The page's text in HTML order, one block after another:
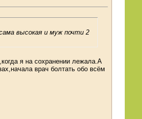
высокая и муж почти 2
я на сохранении лежала.А
врач болтать обо всём